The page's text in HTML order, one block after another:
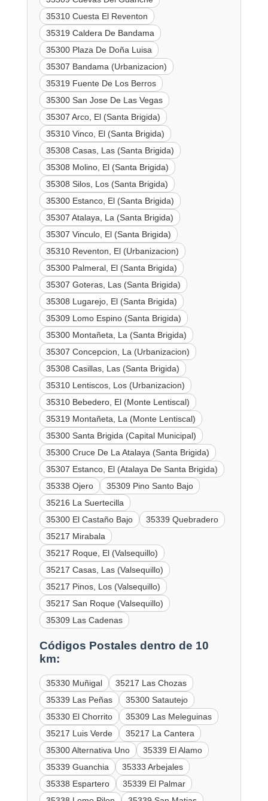
35310 Cuesta El Reventon
35319 Caldera De Bandama
35300 Plaza De Doña Luisa
35307 Bandama (Urbanizacion)
35319 Fuente De Los Berros
35300 San Jose De Las Vegas
35307 Arco, El (Santa Brigida)
35310 Vinco, El (Santa Brigida)
35308 Casas, Las (Santa Brigida)
35308 Molino, El (Santa Brigida)
35308 Silos, Los (Santa Brigida)
35300 Estanco, El (Santa Brigida)
35307 Atalaya, La (Santa Brigida)
35307 Vinculo, El (Santa Brigida)
35310 Reventon, El (Urbanizacion)
35300 Palmeral, El (Santa Brigida)
35307 Goteras, Las (Santa Brigida)
35308 Lugarejo, El (Santa Brigida)
35309 Lomo Espino (Santa Brigida)
35300 Montañeta, La (Santa Brigida)
35307 Concepcion, La (Urbanizacion)
35308 Casillas, Las (Santa Brigida)
35310 Lentiscos, Los (Urbanizacion)
35310 Bebedero, El (Monte Lentiscal)
35319 Montañeta, La (Monte Lentiscal)
35300 Santa Brigida (Capital Municipal)
35300 Cruce De La Atalaya (Santa Brigida)
35307 Estanco, El (Atalaya De Santa Brigida)
35338 Ojero
35309 Pino Santo Bajo
35216 La Suertecilla
35300 El Castaño Bajo
35339 Quebradero
35217 Mirabala
35217 Roque, El (Valsequillo)
35217 Casas, Las (Valsequillo)
35217 Pinos, Los (Valsequillo)
35217 San Roque (Valsequillo)
35309 Las Cadenas
Códigos Postales dentro de 10
km:
35330 Muñigal
35217 Las Chozas
35339 Las Peñas
35300 Satautejo
35330 El Chorrito
35309 Las Meleguinas
35217 Luis Verde
35217 La Cantera
35300 Alternativa Uno
35339 El Alamo
35339 Guanchia
35333 Arbejales
35338 Espartero
35339 El Palmar